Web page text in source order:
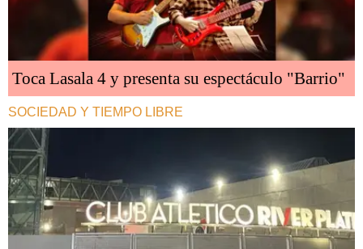
Toca Lasala 4 y presenta su espectáculo "Barrio"
SOCIEDAD Y TIEMPO LIBRE